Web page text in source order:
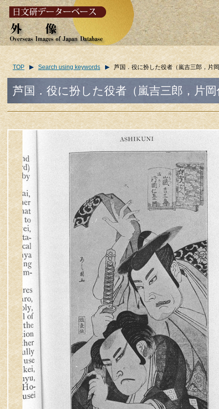
TOP Search using keywords 芦国．役に扮した役者（嵐吉三郎，片
芦国．役に扮した役者（嵐吉三郎，片